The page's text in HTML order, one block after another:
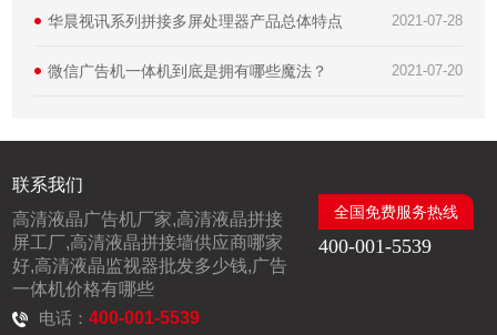
2021-07-28
华晨视讯系列拼接多屏处理器产品总体特点
2021-07-20
微信广告机一体机到底是拥有哪些魔法？
联系我们
高清液晶广告机厂家,高清液晶拼接
屏工厂,高清液晶拼接墙供应商哪家
好,高清液晶监视器批发多少钱,广告
一体机价格有哪些
电话：400-001-5539
全国免费服务热线
400-001-5539